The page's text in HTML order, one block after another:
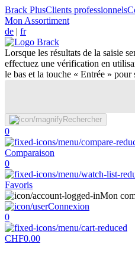
Brack PlusClients professionnels
Mon Assortiment
de | fr
Lorsque les résultats de la saisie
effectuez une vérification en
le bas et la touche « Entrée » pour
Rechercher
0
Comparaison
0
Favoris
Mon
Connexion
0
CHF0.00